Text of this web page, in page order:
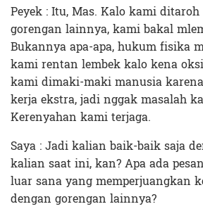
Peyek : Itu, Mas. Kalo kami
gorengan lainnya, kami bakal
Bukannya apa-apa, hukum fisika
kami rentan lembek kalo kena
kami dimaki-maki manusia
kerja ekstra, jadi nggak masalah
Kerenyahan kami terjaga.
Saya : Jadi kalian baik-baik saja
kalian saat ini, kan? Apa ada
luar sana yang memperjuangkan
dengan gorengan lainnya?